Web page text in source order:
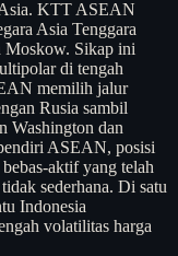
KTT ASEAN
Asia Tenggara
Moskow. Sikap ini
di tengah
memilih jalur
Rusia sambil
Washington dan
ASEAN, posisi
aktif yang telah
sederhana. Di satu
Indonesia
volatilitas harga